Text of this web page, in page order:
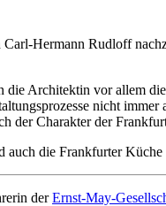
Hermann Rudloff
Architektin vor allem
nicht
der Charakter der
die Frankfurter
derErnst-May-